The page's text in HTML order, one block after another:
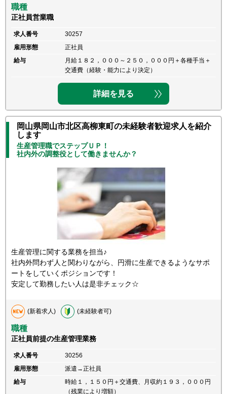
職種
正社員営業職
求人番号
30257
雇用形態
正社員
給与
月給１８２，０００～２５０，０００円＋各種手当＋
交通費（経験・能力により決定）
詳細を見る
岡山県岡山市北区高柳東町の未経験者歓迎求人を紹介
します
生産管理職でステップＵＰ！
社内外の調整役として働きませんか？
生産管理に関する業務を担当♪
社内外問わず人と関わりながら、円滑に生産できるようなサポ
ートをしていくポジションです！
安定して勤務したい人は是非チェック☆
(新着求人) (未経験者可)
職種
正社員前提の生産管理業務
求人番号
30256
雇用形態
派遣→正社員
給与
時給１，１５０円＋交通費、月収約１９３，０００円
（残業により増額）